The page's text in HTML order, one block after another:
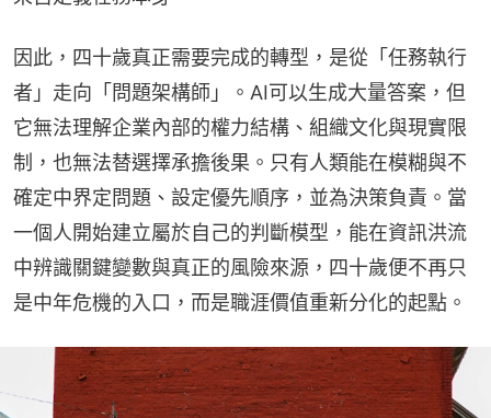
因此，四十歲真正需要完成的轉型，是從「任務執行
者」走向「問題架構師」。AI可以生成大量答案，但
它無法理解企業內部的權力結構、組織文化與現實限
制，也無法替選擇承擔後果。只有人類能在模糊與不
確定中界定問題、設定優先順序，並為決策負責。當
一個人開始建立屬於自己的判斷模型，能在資訊洪流
中辨識關鍵變數與真正的風險來源，四十歲便不再只
是中年危機的入口，而是職涯價值重新分化的起點。